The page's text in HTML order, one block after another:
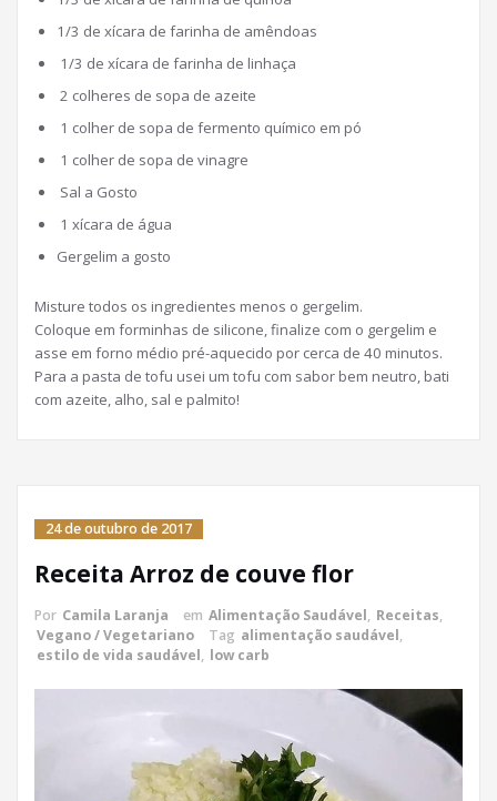
1/3 de xícara de farinha de amêndoas
1/3 de xícara de farinha de linhaça
2 colheres de sopa de azeite
1 colher de sopa de fermento químico em pó
1 colher de sopa de vinagre
Sal a Gosto
1 xícara de água
Gergelim a gosto
Misture todos os ingredientes menos o gergelim.
Coloque em forminhas de silicone, finalize com o gergelim e
asse em forno médio pré-aquecido por cerca de 40 minutos.
Para a pasta de tofu usei um tofu com sabor bem neutro, bati
com azeite, alho, sal e palmito!
24 de outubro de 2017
Receita Arroz de couve flor
Por Camila Laranja em Alimentação Saudável, Receitas,
Vegano / Vegetariano
Tag alimentação saudável,
estilo de vida saudável, low carb